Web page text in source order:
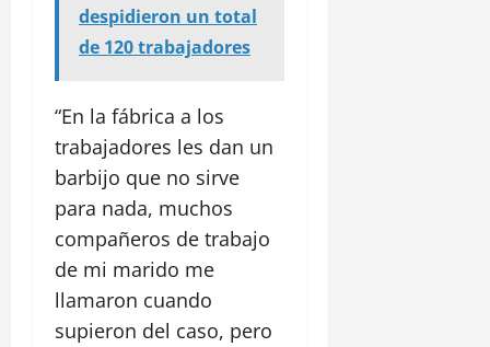
despidieron un total
de 120 trabajadores
“En la fábrica a los
trabajadores les dan un
barbijo que no sirve
para nada, muchos
compañeros de trabajo
de mi marido me
llamaron cuando
supieron del caso, pero